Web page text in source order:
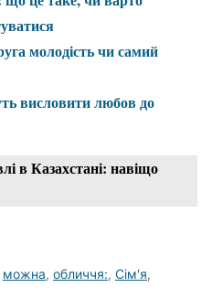
молодість чи самий
висловити любов до
в Казахстані: навіщо
можна, обличчя:, Сім'я,